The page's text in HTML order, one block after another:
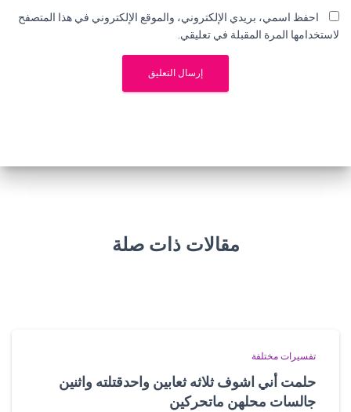
احفظ اسمي، بريدي الإلكتروني، والموقع الإلكتروني في هذا المتصفح
لاستخدامها المرة المقبلة في تعليقي.
مقالات ذات صلة
تفسيرات مختلفة
حلمت أني اشوف ثلاثه ثعابين واحدقتلته واثنين
جالسات محلهن ماتحركين